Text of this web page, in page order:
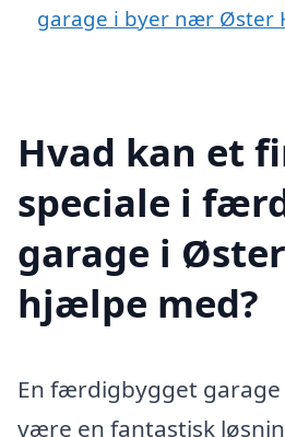
garage i byer nær Øster
Hvad kan et
speciale i
garage i
hjælpe med?
En færdigbygget
være en fantastisk